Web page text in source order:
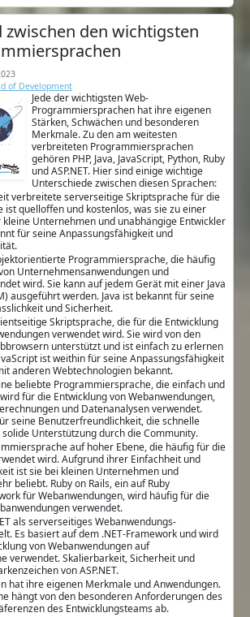
zwischen den wichtigsten
of Development
Jede der wichtigsten Web-
Programmiersprachen hat ihre eigenen
Stärken, Schwächen und besonderen
Merkmale. Zu den am weitesten
verbreiteten Programmiersprachen
gehören PHP, Java, JavaScript, Python, Ruby
und ASP.NET. Hier sind einige wichtige
Unterschiede zwischen diesen Sprachen:
verbreitete serverseitige Skriptsprache für die
ist quelloffen und kostenlos, was sie zu einer
Unternehmen und unabhängige Entwickler
für seine Anpassungsfähigkeit und
Programmiersprache, die häufig
Unternehmensanwendungen und
wird. Sie kann auf jedem Gerät mit einer Java
ausgeführt werden. Java ist bekannt für seine
und Sicherheit.
Skriptsprache, die für die Entwicklung
verwendet wird. Sie wird von den
unterstützt und ist einfach zu erlernen
ist weithin für seine Anpassungsfähigkeit
anderen Webtechnologien bekannt.
beliebte Programmiersprache, die einfach und
für die Entwicklung von Webanwendungen,
und Datenanalysen verwendet.
seine Benutzerfreundlichkeit, die schnelle
solide Unterstützung durch die Community.
auf hoher Ebene, die häufig für die
wird. Aufgrund ihrer Einfachheit und
ist sie bei kleinen Unternehmen und
beliebt. Ruby on Rails, ein auf Ruby
für Webanwendungen, wird häufig für die
verwendet.
als serverseitiges Webanwendungs-
Es basiert auf dem .NET-Framework und wird
von Webanwendungen auf
verwendet. Skalierbarkeit, Sicherheit und
von ASP.NET.
hat ihre eigenen Merkmale und Anwendungen.
hängt von den besonderen Anforderungen des
des Entwicklungsteams ab.